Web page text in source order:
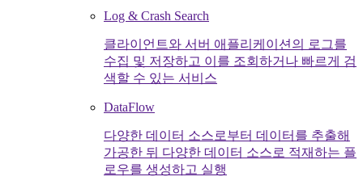
Log & Crash Search
클라이언트와 서버 애플리케이션의 로그를
수집 및 저장하고 이를 조회하거나 빠르게 검
색할 수 있는 서비스
DataFlow
다양한 데이터 소스로부터 데이터를 추출해
가공한 뒤 다양한 데이터 소스로 적재하는 플
로우를 생성하고 실행